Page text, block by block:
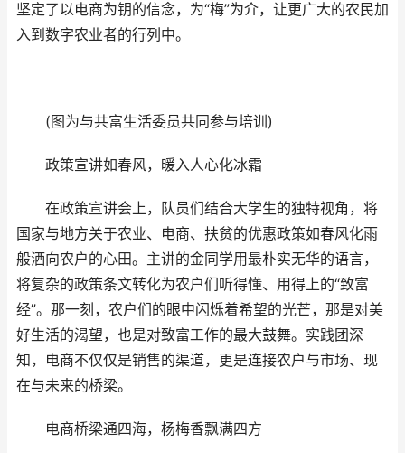
坚定了以电商为钥的信念，为“梅”为介，让更广大的农民加
入到数字农业者的行列中。
(图为与共富生活委员共同参与培训)
政策宣讲如春风，暖入人心化冰霜
在政策宣讲会上，队员们结合大学生的独特视角，将
国家与地方关于农业、电商、扶贫的优惠政策如春风化雨
般洒向农户的心田。主讲的金同学用最朴实无华的语言，
将复杂的政策条文转化为农户们听得懂、用得上的“致富
经”。那一刻，农户们的眼中闪烁着希望的光芒，那是对美
好生活的渴望，也是对致富工作的最大鼓舞。实践团深
知，电商不仅仅是销售的渠道，更是连接农户与市场、现
在与未来的桥梁。
电商桥梁通四海，杨梅香飘满四方